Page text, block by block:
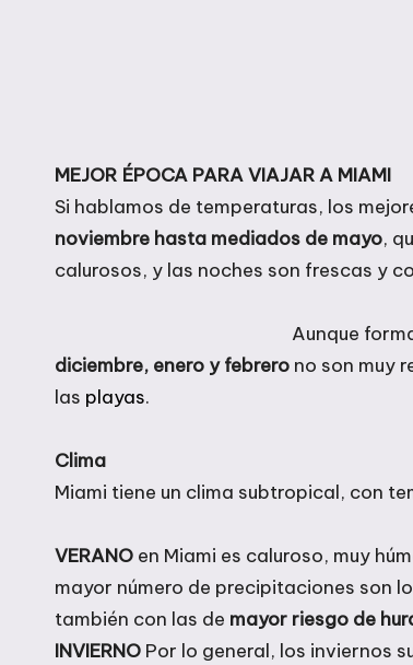
MEJOR ÉPOCA PARA VIAJAR A MIAMI
Si hablamos de temperaturas, los
noviembre hasta mediados de mayo,
calurosos, y las noches son frescas y
Aunque
diciembre, enero y febrero no son muy
las playas.
Clima
Miami tiene un clima subtropical, con
VERANO en Miami es caluroso, muy
mayor número de precipitaciones son
también con las de mayor riesgo de
INVIERNO Por lo general, los inviernos